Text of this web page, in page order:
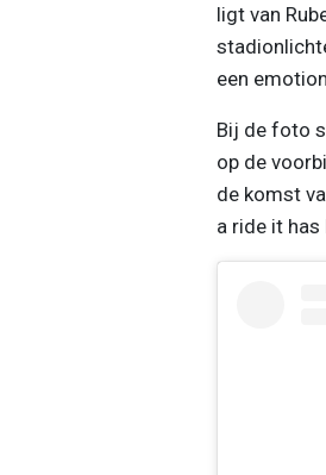
ligt van
een
Bij de foto
op de
de komst
a ride it has